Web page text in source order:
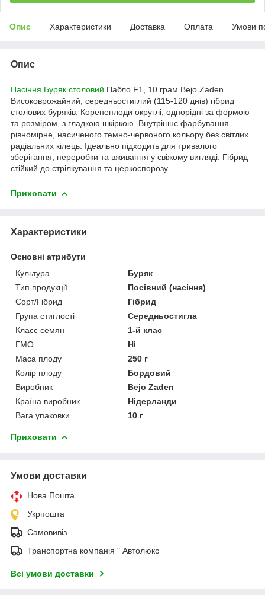
Опис Характеристики Доставка Оплата Умови
Опис
Насіння Буряк столовий Пабло F1, 10 грам Bejo Zaden
Високоврожайний, середньостиглий (115-120 днів) гібрид
столових буряків. Коренеплоди округлі, однорідні за формою
та розміром, з гладкою шкіркою. Внутрішнє фарбування
рівномірне, насиченого темно-червоного кольору без світлих
радіальних кілець. Ідеально підходить для тривалого
зберігання, переробки та вживання у свіжому вигляді. Гібрид
стійкий до стрілкування та церкоспорозу.
Приховати
Характеристики
Основні атрибути
Культура
Буряк
Тип продукції
Посівний (насіння)
Сорт/Гібрид
Гібрид
Група стиглості
Середньостигла
Класс семян
1-й клас
ГМО
Ні
Маса плоду
250 г
Колір плоду
Бордовий
Виробник
Bejo Zaden
Країна виробник
Нідерланди
Вага упаковки
10 г
Приховати
Умови доставки
Нова Пошта
Укрпошта
Самовивіз
Транспортна компанія " Автолюкс
Всі умови доставки